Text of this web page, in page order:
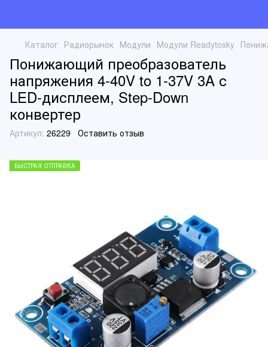
Каталог Радиорынок Модули Модули Readytosky
Понижающий преобразователь
напряжения 4-40V to 1-37V 3A с
LED-дисплеем, Step-Down
конвертер
Артикул: 26229 Оставить отзыв
БЫСТРАЯ ОТПРАВКА